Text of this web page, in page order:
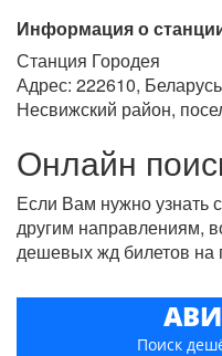
Информация о
Станция Городея
Адрес: 222610,
Несвижский район,
Онлайн
Если Вам нужно узнать
другим направлениям,
дешевых жд билетов на
Поиск